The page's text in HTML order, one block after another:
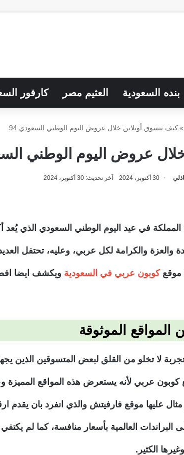
بنده السعودية العثيم مصر كارفور
» كيف تتسوق أونلاين خلال عروض اليوم الوطني السعودي 94
عروض اليوم الوطني
30 أكتوبر، 2024 آخر تحديث: 30 أكتوبر، 2024
في عيد اليوم الوطني السعودي الذي يُعد
والكرامة لكل عربي، وعليه، تحتفل العديد
موقعكوبون عربي في السعودية ويكشف ايضا
الموثوقة
تجربة لا تخلو من القلق لبعض المتسوقين الذين
كوبون عربي لأنه يستعرض هذه المواقع
عليها موقع فارفيتش والذي انفرد بان يقدم
العالمية بأسعار منافسة، كما لم
الكثير.